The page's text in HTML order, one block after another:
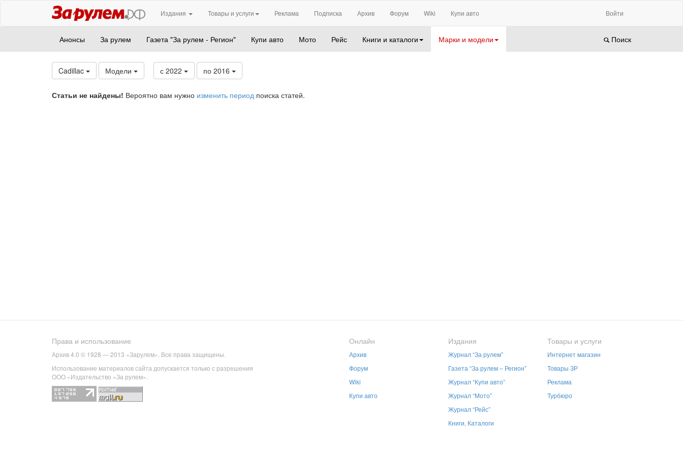
Издания Товары и услуги Реклама Подписка Архив Форум Wiki Купи авто Войти
Анонсы За рулем Газета "За рулем - Регион" Купи авто Мото Рейс Книги и каталоги Марки и модели Поиск
Cadillac Модели с 2022 по 2016
Статьи не найдены! Вероятно вам нужно изменить период поиска статей.
Права и использование
Архив 4.0 © 1928 — 2013 «Зарулем». Все права защищены.
Использование материалов сайта допускается только с разрешения
ООО «Издательство «За рулем».
Онлайн
Архив
Форум
Wiki
Купи авто
Издания
Журнал “За рулем”
Газета “За рулем – Регион”
Журнал “Купи авто”
Журнал “Мото”
Журнал “Рейс”
Книги, Каталоги
Товары и услуги
Интернет магазин
Товары ЗР
Реклама
Турбюро